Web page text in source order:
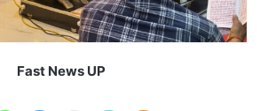
Fast News UP